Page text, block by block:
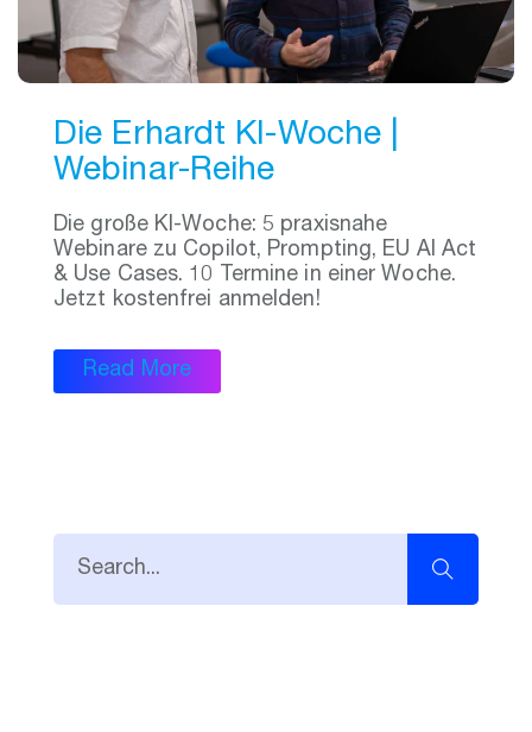
Die Erhardt KI-Woche |
Webinar-Reihe
Die große KI-Woche: 5 praxisnahe
Webinare zu Copilot, Prompting, EU AI Act
& Use Cases. 10 Termine in einer Woche.
Jetzt kostenfrei anmelden!
Read More